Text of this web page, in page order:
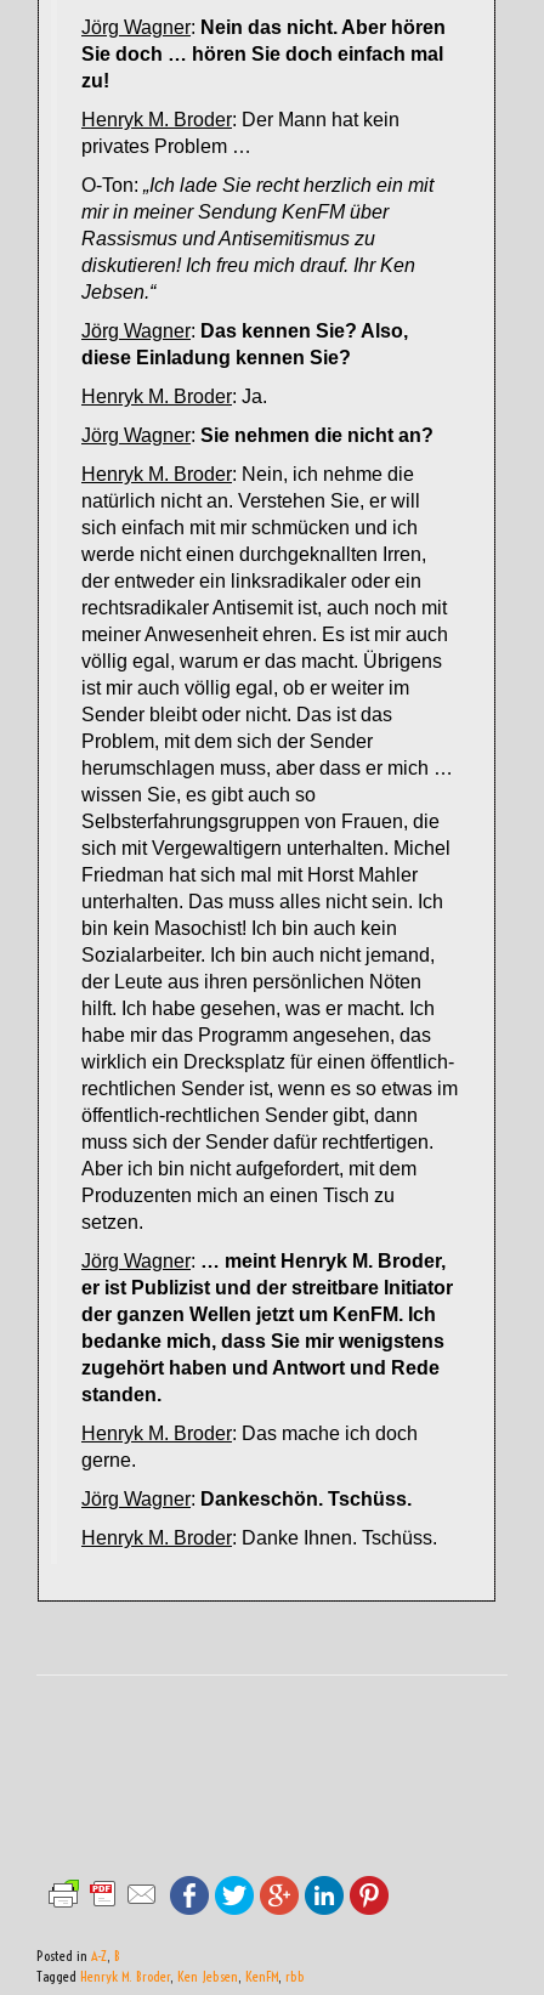
Jörg Wagner: Nein das nicht. Aber hören
Sie doch … hören Sie doch einfach mal
zu!
Henryk M. Broder: Der Mann hat kein
privates Problem …
O-Ton: „Ich lade Sie recht herzlich ein mit
mir in meiner Sendung KenFM über
Rassismus und Antisemitismus zu
diskutieren! Ich freu mich drauf. Ihr Ken
Jebsen.“
Jörg Wagner: Das kennen Sie? Also,
diese Einladung kennen Sie?
Henryk M. Broder: Ja.
Jörg Wagner: Sie nehmen die nicht an?
Henryk M. Broder: Nein, ich nehme die
natürlich nicht an. Verstehen Sie, er will
sich einfach mit mir schmücken und ich
werde nicht einen durchgeknallten Irren,
der entweder ein linksradikaler oder ein
rechtsradikaler Antisemit ist, auch noch mit
meiner Anwesenheit ehren. Es ist mir auch
völlig egal, warum er das macht. Übrigens
ist mir auch völlig egal, ob er weiter im
Sender bleibt oder nicht. Das ist das
Problem, mit dem sich der Sender
herumschlagen muss, aber dass er mich …
wissen Sie, es gibt auch so
Selbsterfahrungsgruppen von Frauen, die
sich mit Vergewaltigern unterhalten. Michel
Friedman hat sich mal mit Horst Mahler
unterhalten. Das muss alles nicht sein. Ich
bin kein Masochist! Ich bin auch kein
Sozialarbeiter. Ich bin auch nicht jemand,
der Leute aus ihren persönlichen Nöten
hilft. Ich habe gesehen, was er macht. Ich
habe mir das Programm angesehen, das
wirklich ein Drecksplatz für einen öffentlich-
rechtlichen Sender ist, wenn es so etwas im
öffentlich-rechtlichen Sender gibt, dann
muss sich der Sender dafür rechtfertigen.
Aber ich bin nicht aufgefordert, mit dem
Produzenten mich an einen Tisch zu
setzen.
Jörg Wagner: … meint Henryk M. Broder,
er ist Publizist und der streitbare Initiator
der ganzen Wellen jetzt um KenFM. Ich
bedanke mich, dass Sie mir wenigstens
zugehört haben und Antwort und Rede
standen.
Henryk M. Broder: Das mache ich doch
gerne.
Jörg Wagner: Dankeschön. Tschüss.
Henryk M. Broder: Danke Ihnen. Tschüss.
Posted in A-Z B
Tagged Henryk M. Broder, Ken Jebsen KenFM rbb